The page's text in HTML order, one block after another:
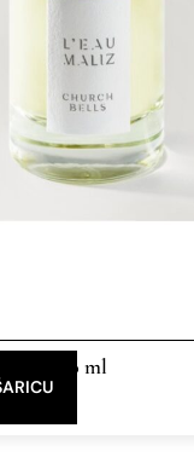
5 ml, 50 ml